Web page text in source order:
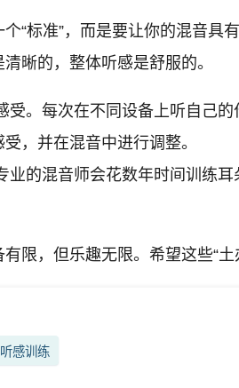
“标准”，而是要让你的混音具
晰的，整体听感是舒服的。
受。每次在不同设备上听自己
，并在混音中进行调整。
业的混音师会花数年时间训练
限，但乐趣无限。希望这些“
听感训练